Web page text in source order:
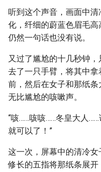
听到这个声音，画面中
化，纤细的蔚蓝色眉毛
仍然一句话也没有说。
又过了尴尬的十几秒钟
去了一只手臂，将其中
前，然后在女子和那纸
无比尴尬的咳嗽声。
“咳……咳咳……冬皇大人
就可以了！”
这一次，屏幕中的清冷
修长的五指将那纸条展